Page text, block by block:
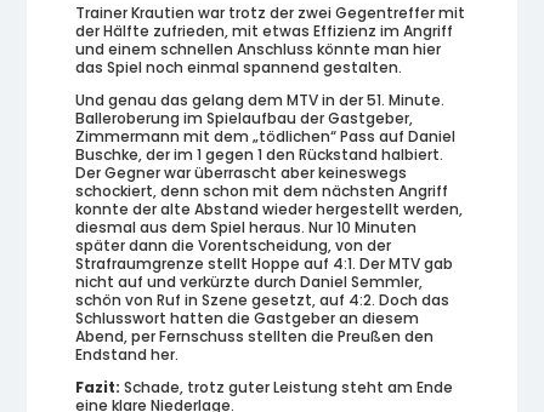
Trainer Krautien war trotz der zwei Gegentreffer mit
der Hälfte zufrieden, mit etwas Effizienz im Angriff
und einem schnellen Anschluss könnte man hier
das Spiel noch einmal spannend gestalten.
Und genau das gelang dem MTV in der 51. Minute.
Balleroberung im Spielaufbau der Gastgeber,
Zimmermann mit dem „tödlichen“ Pass auf Daniel
Buschke, der im 1 gegen 1 den Rückstand halbiert.
Der Gegner war überrascht aber keineswegs
schockiert, denn schon mit dem nächsten Angriff
konnte der alte Abstand wieder hergestellt werden,
diesmal aus dem Spiel heraus. Nur 10 Minuten
später dann die Vorentscheidung, von der
Strafraumgrenze stellt Hoppe auf 4:1. Der MTV gab
nicht auf und verkürzte durch Daniel Semmler,
schön von Ruf in Szene gesetzt, auf 4:2. Doch das
Schlusswort hatten die Gastgeber an diesem
Abend, per Fernschuss stellten die Preußen den
Endstand her.
Fazit:Schade, trotz guter Leistung steht am Ende
eine klare Niederlage.